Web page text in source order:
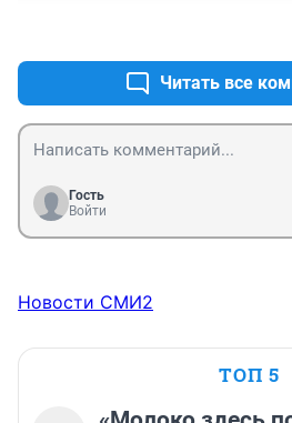
Читать все
Гость
Войти
Новости СМИ2
ТОП 5